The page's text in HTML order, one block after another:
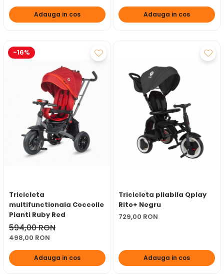
Adauga in cos Adauga in cos
-16%
Tricicleta
multifunctionala Coccolle
Pianti Ruby Red
594,00 RON
498,00 RON
Adauga in cos
Tricicleta pliabila Qplay
Rito+ Negru
729,00 RON
Adauga in cos